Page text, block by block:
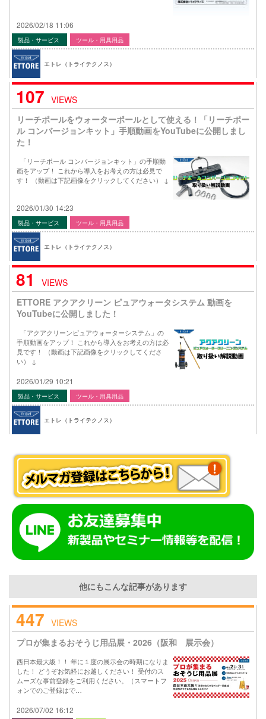
2026/02/18 11:06
製品・サービス ツール・用具用品
エトレ（トライテクノス）
107 VIEWS
リーチポールをウォーターポールとして使える！「リーチポー
ル コンバージョンキット」手順動画をYouTubeに公開しまし
た！
「リーチポール コンバージョンキット」の手順動
画をアップ！ これから導入をお考えの方は必見で
す！ （動画は下記画像をクリックしてください） ↓
2026/01/30 14:23
製品・サービス ツール・用具用品
エトレ（トライテクノス）
81
VIEWS
ETTORE アクアクリーン ピュアウォータシステム 動画を
YouTubeに公開しました！
「アクアクリーンピュアウォーターシステム」の
手順動画をアップ！ これから導入をお考えの方は必
見です！ （動画は下記画像をクリックしてくださ
い） ↓
2026/01/29 10:21
製品・サービス ツール・用具用品
エトレ（トライテクノス）
他にもこんな記事があります
447 VIEWS
プロが集まるおそうじ用品展・2026（阪和 展示会）
西日本最大級！！ 年に１度の展示会の時期になりま
した！ どうぞお気軽にお越しください！ 受付のス
ムーズな事前登録をご利用ください。（スマートフ
ォンでのご登録はで…
2026/07/02 16:12